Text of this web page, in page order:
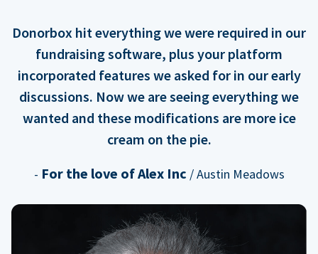
Donorbox hit everything we were required in our
fundraising software, plus your platform
incorporated features we asked for in our early
discussions. Now we are seeing everything we
wanted and these modifications are more ice
cream on the pie.
- For the love of Alex Inc / Austin Meadows